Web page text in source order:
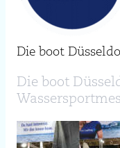
Die boot
Die boot